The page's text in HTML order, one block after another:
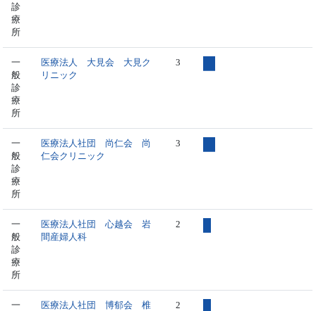
診
療
所
一
般
診
療
所
医療法人 大見会 大見ク
リニック
3
一
般
診
療
所
医療法人社団 尚仁会 尚
仁会クリニック
3
一
般
診
療
所
医療法人社団 心越会 岩
間産婦人科
2
一
医療法人社団 博郁会 椎
2